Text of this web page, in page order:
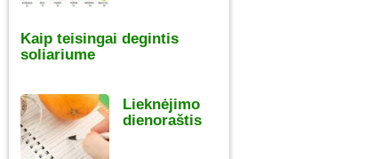
Kaip teisingai degintis
soliariume
Lieknėjimo
dienoraštis